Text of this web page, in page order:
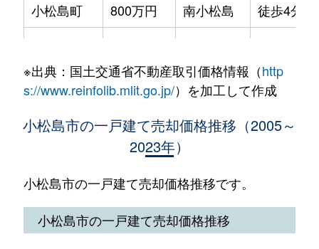
小松島町
800万円 南小松島
徒歩4分
立江町
300万円 立江
徒歩4分
150万円
中田町
150万円 南小松島
中田町
550万円 南小松島
※出典：国土交通省不動産取引価格情報（http
s://www.reinfolib.mlit.go.jp/）を加工して作成
小松島市の一戸建て売却価格推移（2005～
2023年）
小松島市の一戸建て売却価格推移です。
小松島市の一戸建て売却価格推移